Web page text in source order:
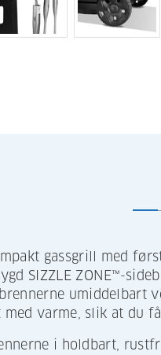
gassgrill med
SIZZLE ZONE™-
umiddelbart
varme, slik at du
i holdbart,